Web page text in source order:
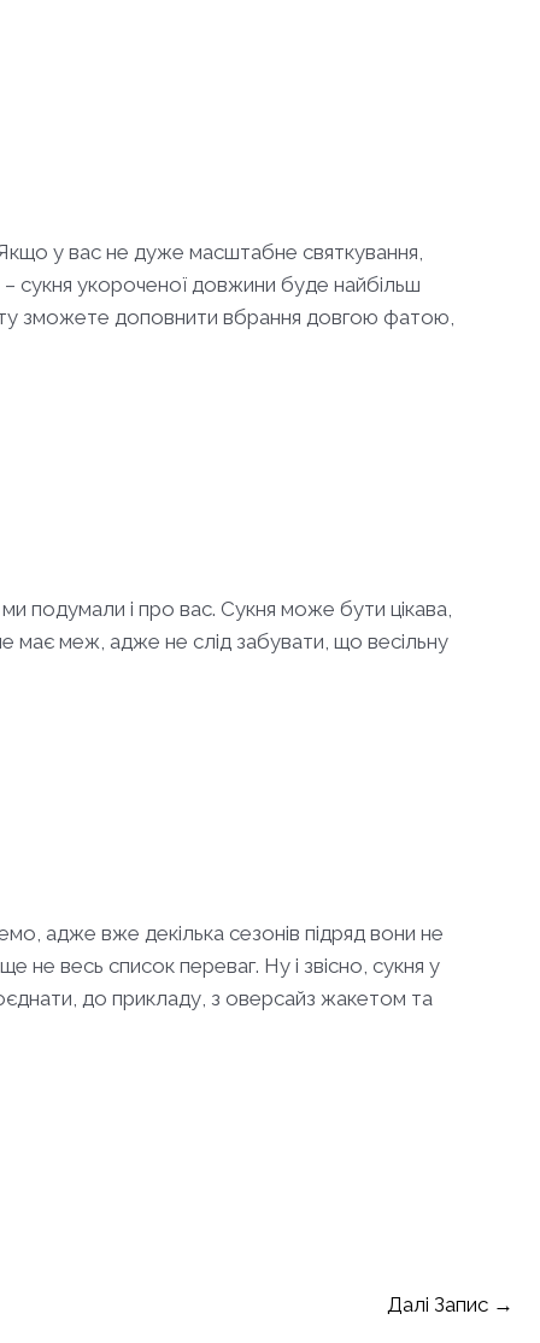
Якщо у вас не дуже масштабне святкування,
сукня укороченої довжини буде найбільш
зможете доповнити вбрання довгою фатою,
подумали і про вас. Сукня може бути цікава,
має меж, адже не слід забувати, що весільну
адже вже декілька сезонів підряд вони не
не весь список переваг. Ну і звісно, сукня у
до прикладу, з оверсайз жакетом та
Далі Запис →